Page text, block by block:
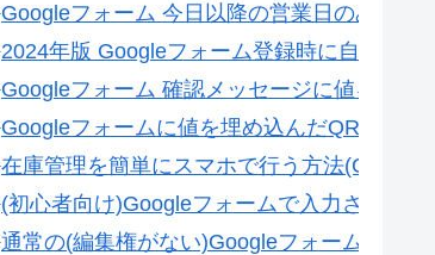
Googleフォーム 今日以降の営業日のみプル
2024年版 Googleフォーム登録時に自動的に
Googleフォーム 確認メッセージに値を埋め
Googleフォームに値を埋め込んだQRコード
在庫管理を簡単にスマホで行う方法(Google
(初心者向け)Googleフォームで入力された
通常の(編集権がない)Googleフォームに初